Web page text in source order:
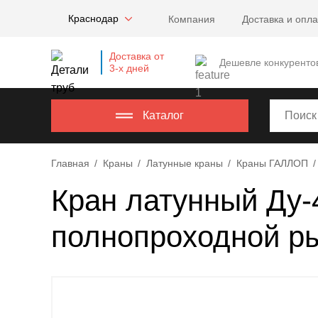
Краснодар Компания Доставка и
Доставка от
3-х дней
Дешевле
Каталог
Главная Краны Латунные краны Краны ГАЛЛОП
Кран латунный
полнопроходной
Московская